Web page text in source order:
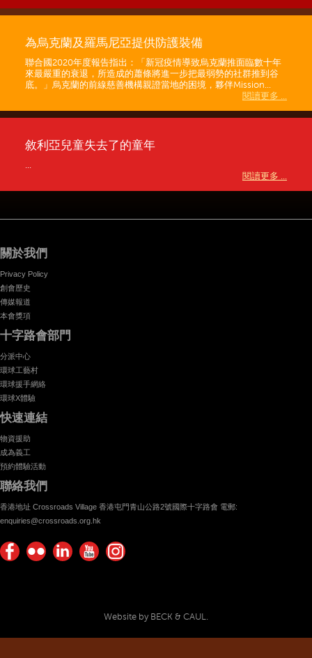
為烏克蘭及羅馬尼亞提供防護裝備
聯合國2020年度報告指出：「新冠疫情導致烏克蘭推面臨數十年
來最嚴重的衰退，所造成的蕭條將進一步把最弱勢的社群推到谷
底。」烏克蘭的前線慈善機構親證當地的困境，夥伴Mission...
閱讀更多 ...
敘利亞兒童失去了的童年
...
閱讀更多 ...
關於我們
Privacy Policy
創會歷史
傳媒報道
本會獎項
十字路會部門
分派中心
環球工藝村
環球援手網絡
環球X體驗
快速連結
物資援助
成為義工
預約體驗活動
聯絡我們
香港地址 Crossroads Village 香港屯門青山公路2號國際十字路會 電郵:
enquiries@crossroads.org.hk
Website by BECK & CAUL.